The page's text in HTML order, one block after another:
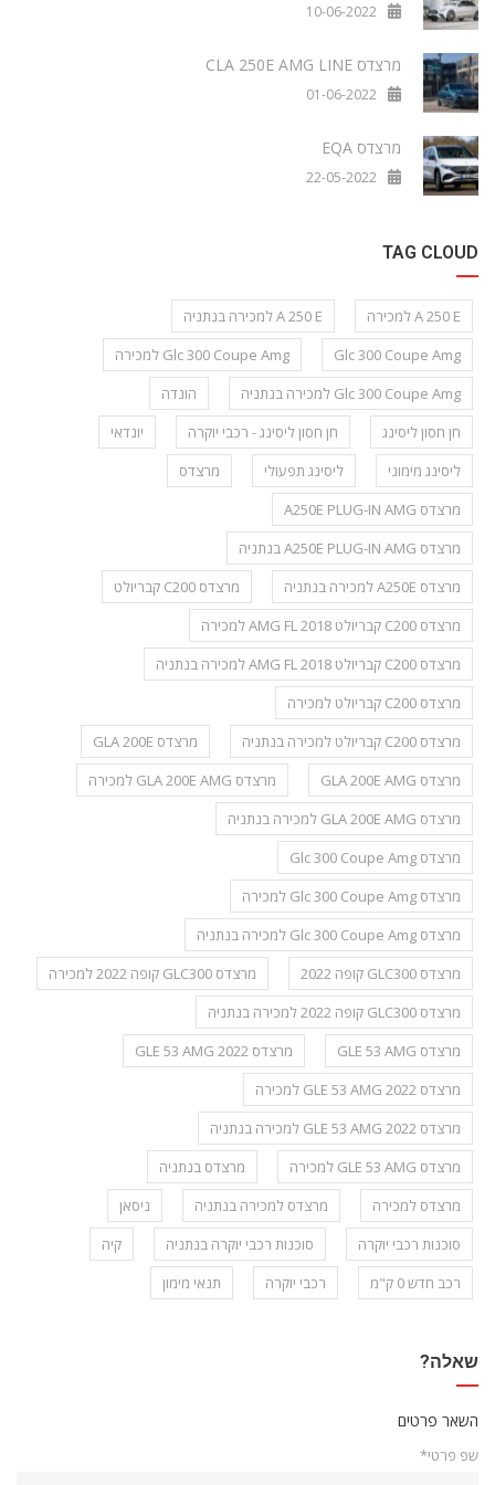
10-06-2022
מרצדס CLA 250E AMG LINE
01-06-2022
מרצדס EQA
22-05-2022
TAG CLOUD
A 250 E למכירה
A 250 E למכירה בנתניה
Glc 300 Coupe Amg
Glc 300 Coupe Amg למכירה
Glc 300 Coupe Amg למכירה בנתניה
הונדה
חן חסון ליסינג
חן חסון ליסינג - רכבי יוקרה
יונדאי
ליסינג מימוני
ליסינג תפעולי
מרצדס
מרצדס A250E PLUG-IN AMG
מרצדס A250E PLUG-IN AMG בנתניה
מרצדס A250E למכירה בנתניה
מרצדס C200 קבריולט
מרצדס C200 קבריולט AMG FL 2018 למכירה
מרצדס C200 קבריולט AMG FL 2018 למכירה בנתניה
מרצדס C200 קבריולט למכירה
מרצדס C200 קבריולט למכירה בנתניה
מרצדס GLA 200E
מרצדס GLA 200E AMG
מרצדס GLA 200E AMG למכירה
מרצדס GLA 200E AMG למכירה בנתניה
מרצדס Glc 300 Coupe Amg
מרצדס Glc 300 Coupe Amg למכירה
מרצדס Glc 300 Coupe Amg למכירה בנתניה
מרצדס GLC300 קופה 2022
מרצדס GLC300 קופה 2022 למכירה
מרצדס GLC300 קופה 2022 למכירה בנתניה
מרצדס GLE 53 AMG
מרצדס GLE 53 AMG 2022
מרצדס GLE 53 AMG 2022 למכירה
מרצדס GLE 53 AMG 2022 למכירה בנתניה
מרצדס GLE 53 AMG למכירה
מרצדס בנתניה
מרצדס למכירה
מרצדס למכירה בנתניה
ניסאן
סוכנות רכבי יוקרה
סוכנות רכבי יוקרה בנתניה
קיה
רכב חדש 0 ק"מ
רכבי יוקרה תנאי מימון
שאלה?
השאר פרטים
שפ פרטי*